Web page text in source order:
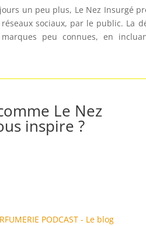
un peu plus, Le Nez Insurgé
sociaux, par le public. La
peu connues, en
Le Nez
inspire ?
PODCAST - Le blog